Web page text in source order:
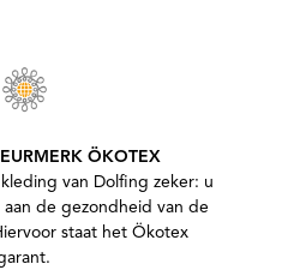
ÖKOTEX
van Dolfing zeker: u
de gezondheid van de
staat het Ökotex